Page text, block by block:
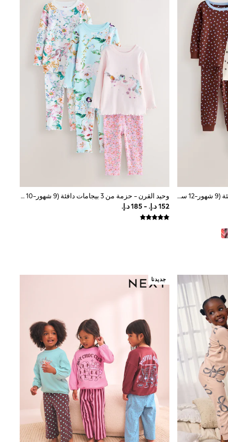
أزرق/بني - حزمة من 3 بيجامات دافئة (9 شهور-12 سنة)
وحيد القرن - حزمة من 3 بيجامات دافئة (9 شهور-10 سنة)
جديدنا